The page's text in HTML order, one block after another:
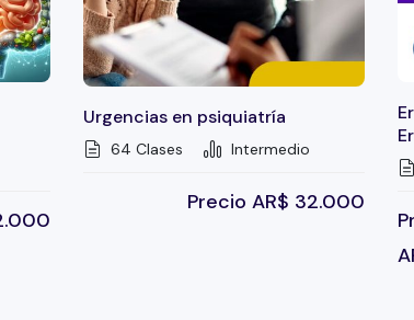
Urgencias en psiquiatría
64 Clases Intermedio
Precio AR$ 32.000